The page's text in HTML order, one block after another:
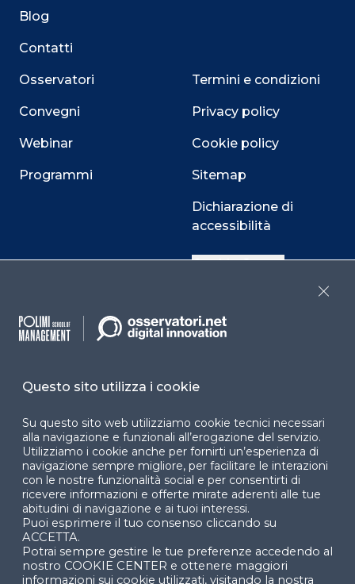
Blog
Contatti
Osservatori
Convegni
Webinar
Programmi
Termini e condizioni
Privacy policy
Cookie policy
Sitemap
Dichiarazione di
accessibilità
Cookie Center
Facebook LinkedIn
© 2024 Copyright © Politecnico di Milano Dipartimento
di Ingegneria Gestionale
Questo sito utilizza i cookie
Su questo sito web utilizziamo cookie tecnici necessari
alla navigazione e funzionali all’erogazione del servizio.
Utilizziamo i cookie anche per fornirti un’esperienza di
navigazione sempre migliore, per facilitare le interazioni
con le nostre funzionalità social e per consentirti di
ricevere informazioni e offerte mirate aderenti alle tue
abitudini di navigazione e ai tuoi interessi.
Puoi esprimere il tuo consenso cliccando su
ACCETTA.
Potrai sempre gestire le tue preferenze accedendo al
nostro COOKIE CENTER e ottenere maggiori
informazioni sui cookie utilizzati, visitando la nostra